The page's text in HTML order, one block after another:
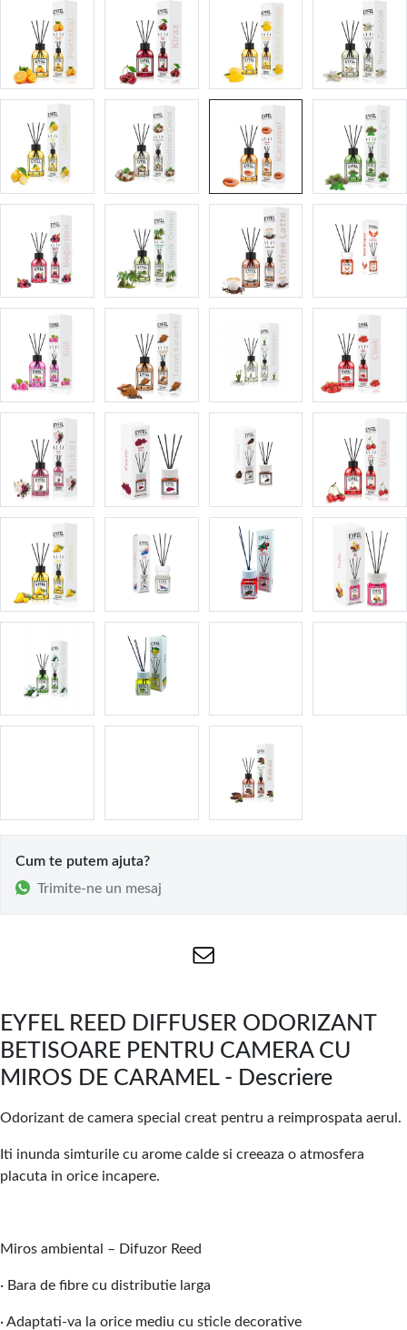
Cum te putem ajuta?
Trimite-ne un mesaj
EYFEL REED DIFFUSER ODORIZANT
BETISOARE PENTRU CAMERA CU
MIROS DE CARAMEL - Descriere
Odorizant de camera special creat pentru a reimprospata aerul.
Iti inunda simturile cu arome calde si creeaza o atmosfera
placuta in orice incapere.
Miros ambiental – Difuzor Reed
· Bara de fibre cu distributie larga
· Adaptati-va la orice mediu cu sticle decorative